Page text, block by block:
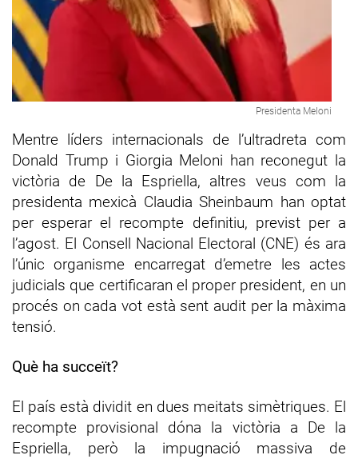
Presidenta Meloni
Mentre líders internacionals de l’ultradreta com
Donald Trump i Giorgia Meloni han reconegut la
victòria de De la Espriella, altres veus com la
presidenta mexicà Claudia Sheinbaum han optat
per esperar el recompte definitiu, previst per a
l’agost. El Consell Nacional Electoral (CNE) és ara
l’únic organisme encarregat d’emetre les actes
judicials que certificaran el proper president, en un
procés on cada vot està sent audit per la màxima
tensió.
Què ha succeït?
El país està dividit en dues meitats simètriques. El
recompte provisional dóna la victòria a De la
Espriella, però la impugnació massiva de